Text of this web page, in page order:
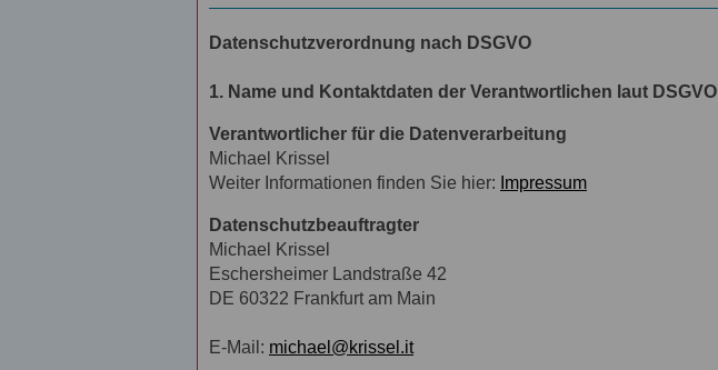
Datenschutzverordnung nach DSGVO
1. Name und Kontaktdaten der Verantwortlichen laut DSGVO
Verantwortlicher für die Datenverarbeitung
Michael Krissel
Weiter Informationen finden Sie hier: Impressum
Datenschutzbeauftragter
Michael Krissel
Eschersheimer Landstraße 42
DE 60322 Frankfurt am Main
E-Mail: michael@krissel.it